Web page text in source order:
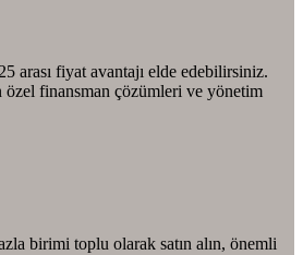
arası fiyat avantajı elde edebilirsiniz.
özel finansman çözümleri ve yönetim
birimi toplu olarak satın alın, önemli